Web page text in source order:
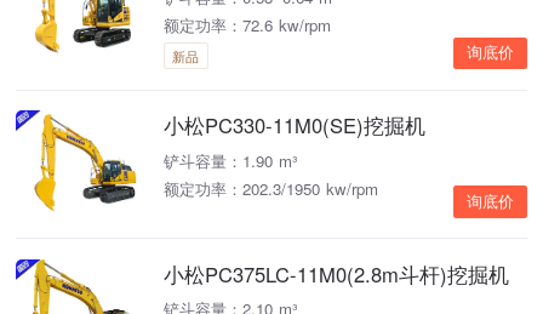
额定功率：72.6 kw/rpm
新品 询底价
小松PC330-11M0(SE)挖掘机
铲斗容量：1.90 m³
额定功率：202.3/1950 kw/rpm
询底价
小松PC375LC-11M0(2.8m斗杆)挖掘机
铲斗容量：2.10 m³